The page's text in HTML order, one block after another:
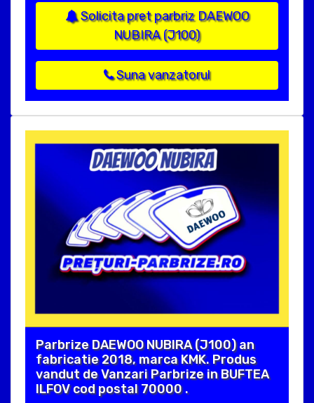
Solicita pret parbriz DAEWOO
NUBIRA (J100)
Suna vanzatorul
Parbrize DAEWOO NUBIRA (J100) an
fabricatie 2018, marca KMK. Produs
vandut de Vanzari Parbrize in BUFTEA
ILFOV cod postal 70000 .